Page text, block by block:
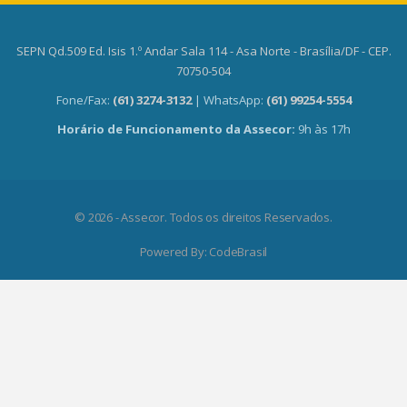
SEPN Qd.509 Ed. Isis 1.º Andar Sala 114 - Asa Norte - Brasília/DF - CEP.
70750-504
Fone/Fax: (61) 3274-3132 | WhatsApp: (61) 99254-5554
Horário de Funcionamento da Assecor: 9h às 17h
© 2026 - Assecor. Todos os direitos Reservados.
Powered By: CodeBrasil